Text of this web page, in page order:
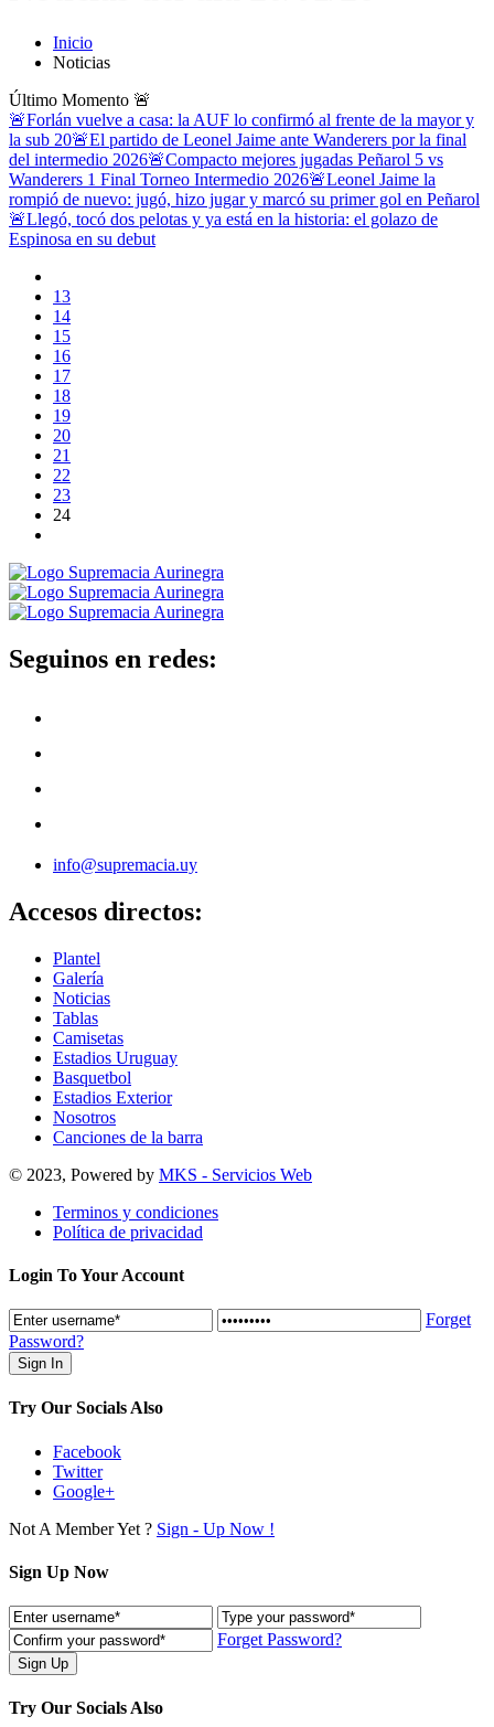
Inicio
Noticias
Último Momento 🚨
🚨Forlán vuelve a casa: la AUF lo confirmó al frente de la mayor y
la sub 20🚨El partido de Leonel Jaime ante Wanderers por la final
del intermedio 2026🚨Compacto mejores jugadas Peñarol 5 vs
Wanderers 1 Final Torneo Intermedio 2026🚨Leonel Jaime la
rompió de nuevo: jugó, hizo jugar y marcó su primer gol en Peñarol
🚨Llegó, tocó dos pelotas y ya está en la historia: el golazo de
Espinosa en su debut
13
14
15
16
17
18
19
20
21
22
23
24
Seguinos en redes:
info@supremacia.uy
Accesos directos:
Plantel
Galería
Noticias
Tablas
Camisetas
Estadios Uruguay
Basquetbol
Estadios Exterior
Nosotros
Canciones de la barra
© 2023, Powered by MKS - Servicios Web
Terminos y condiciones
Política de privacidad
Login To Your Account
Forget
Password?
Try Our Socials Also
Facebook
Twitter
Google+
Not A Member Yet ? Sign - Up Now !
Sign Up Now
Forget Password?
Try Our Socials Also